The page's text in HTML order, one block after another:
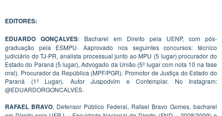
EDITORES:
EDUARDO GONÇALVES: Bacharel em Direito pela UENP, com pós-
graduação pela ESMPU. Aaprovado nos seguintes concursos: técnico
judiciário do TJ-PR, analista processual junto ao MPU (5 lugar) procurador do
Estado do Paraná (5 lugar), Advogado da União (5º lugar com nota 10 na fase
oral). Procurador da República (MPF/PGR). Promotor de Justiça do Estado do
Paraná (1º Lugar). Autor Juspodvim e Contemplar. No Instagram:
@EDUARDORGONCALVES.
RAFAEL BRAVO, Defensor Público Federal, Rafael Bravo Gomes, bacharel